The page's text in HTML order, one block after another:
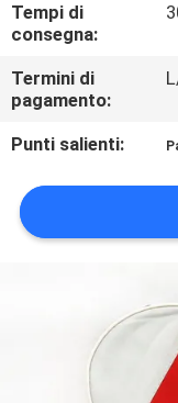
CHIEDI
Tempi di
consegna:
Termini di
pagamento:
Punti salienti: